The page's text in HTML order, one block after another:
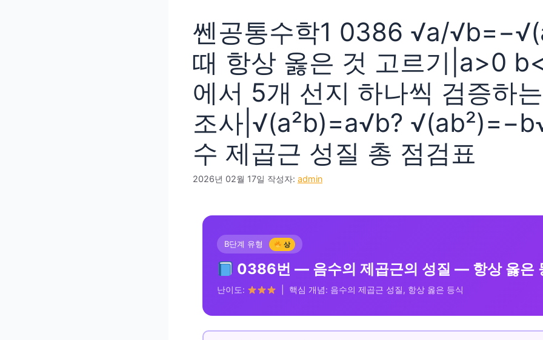
쎈공통수학1 0386 √a/
때 항상 옳은 것 고르기|a>0
에서 5개 선지 하나씩 검증하
조사|√(a²b)=a√b?
수 제곱근 성질 총 점검표
2026년 02월 17일 작성자: admin
B단계 유형 상
0386번 — 음수의 제곱근의 성질 — 항상 옳은
난이도: | 핵심 개념: 음수의 제곱근 성질, 항상 옳은 등식